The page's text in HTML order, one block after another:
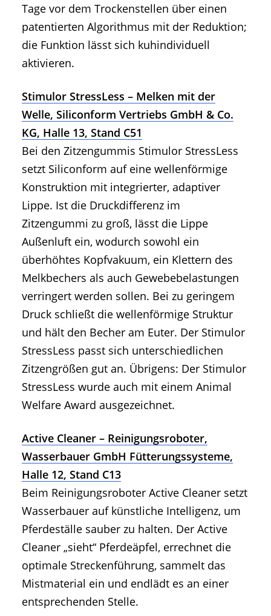
Tage vor dem Trockenstellen über einen
patentierten Algorithmus mit der Reduktion;
die Funktion lässt sich kuhindividuell
aktivieren.
Stimulor StressLess – Melken mit der
Welle, Siliconform Vertriebs GmbH & Co.
KG, Halle 13, Stand C51
Bei den Zitzengummis Stimulor StressLess
setzt Siliconform auf eine wellenförmige
Konstruktion mit integrierter, adaptiver
Lippe. Ist die Druckdifferenz im
Zitzengummi zu groß, lässt die Lippe
Außenluft ein, wodurch sowohl ein
überhöhtes Kopfvakuum, ein Klettern des
Melkbechers als auch Gewebebelastungen
verringert werden sollen. Bei zu geringem
Druck schließt die wellenförmige Struktur
und hält den Becher am Euter. Der Stimulor
StressLess passt sich unterschiedlichen
Zitzengrößen gut an. Übrigens: Der Stimulor
StressLess wurde auch mit einem Animal
Welfare Award ausgezeichnet.
Active Cleaner – Reinigungsroboter,
Wasserbauer GmbH Fütterungssysteme,
Halle 12, Stand C13
Beim Reinigungsroboter Active Cleaner setzt
Wasserbauer auf künstliche Intelligenz, um
Pferdeställe sauber zu halten. Der Active
Cleaner „sieht“ Pferdeäpfel, errechnet die
optimale Streckenführung, sammelt das
Mistmaterial ein und endlädt es an einer
entsprechenden Stelle.